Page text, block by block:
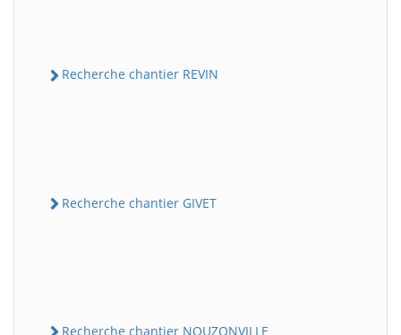
Recherche chantier REVIN
Recherche chantier GIVET
Recherche chantier NOUZONVILLE